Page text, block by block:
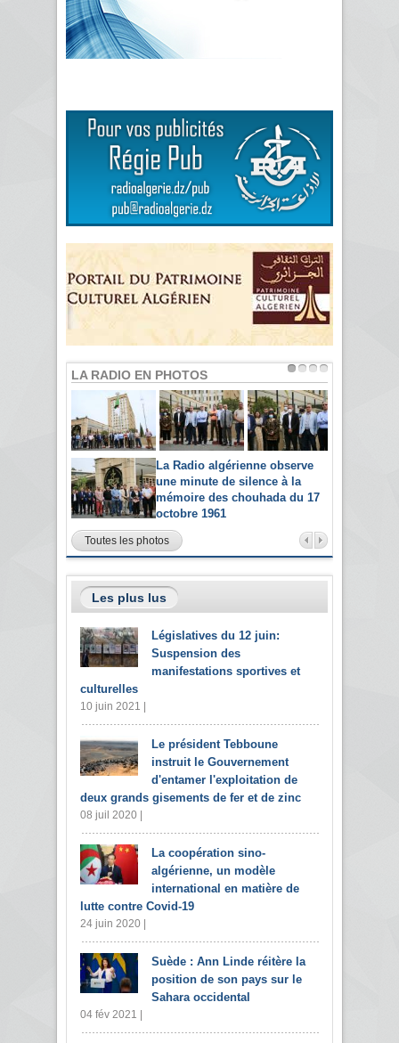
LA RADIO EN PHOTOS
La Radio algérienne observe
une minute de silence à la
mémoire des chouhada du 17
octobre 1961
Toutes les photos
Les plus lus
Législatives du 12 juin:
Suspension des
manifestations sportives et
culturelles
10 juin 2021 |
Le président Tebboune
instruit le Gouvernement
d'entamer l'exploitation de
deux grands gisements de fer et de zinc
08 juil 2020 |
La coopération sino-
algérienne, un modèle
international en matière de
lutte contre Covid-19
24 juin 2020 |
Suède : Ann Linde réitère la
position de son pays sur le
Sahara occidental
04 fév 2021 |